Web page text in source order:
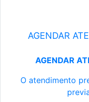
AGENDAR
AGENDAR
O atendimento